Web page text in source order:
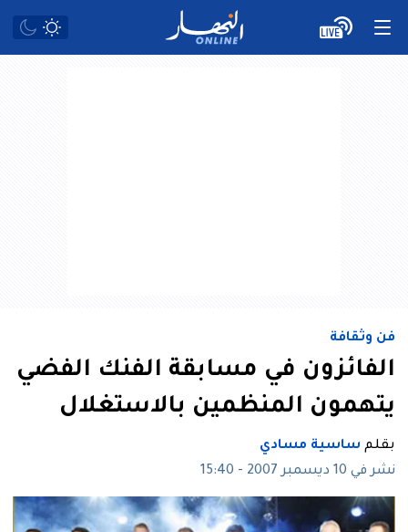
فن وثقافة
الفائزون في مسابقة الفنك الفضي
يتهمون المنظمين بالاستغلال
بقلم ساسية مسادي
نشر في 10 ديسمبر 2007 - 15:40